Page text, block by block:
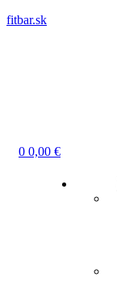
fitbar.sk
0 0,00 €